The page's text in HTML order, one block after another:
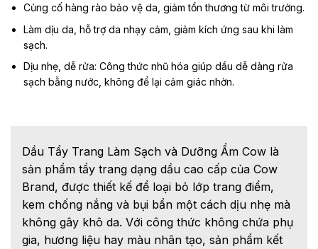
Củng cố hàng rào bảo vệ da, giảm tổn thương từ môi trường.
Làm dịu da, hỗ trợ da nhạy cảm, giảm kích ứng sau khi làm
sạch.
Dịu nhẹ, dễ rửa: Công thức nhũ hóa giúp dầu dễ dàng rửa
sạch bằng nước, không để lại cảm giác nhờn.
Dầu Tẩy Trang Làm Sạch và Dưỡng Ẩm Cow là
sản phẩm tẩy trang dạng dầu cao cấp của Cow
Brand, được thiết kế để loại bỏ lớp trang điểm,
kem chống nắng và bụi bẩn một cách dịu nhẹ mà
không gây khô da. Với công thức không chứa phụ
gia, hương liệu hay màu nhân tạo, sản phẩm kết